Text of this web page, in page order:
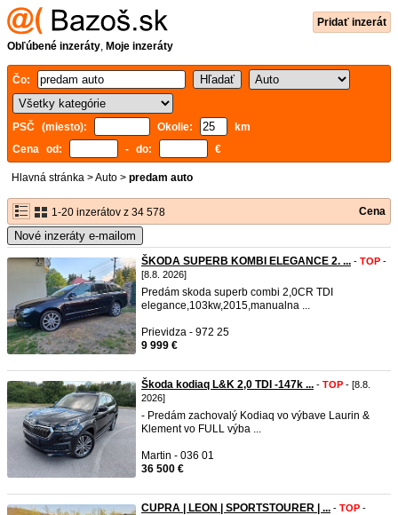
Pridať inzerát
Obľúbené inzeráty, Moje inzeráty
Čo:
PSČ (miesto): Okolie:
km
Cena od:
- do: €
Hlavná stránka >Auto > predam auto
1-20 inzerátov z 34 578 Cena
Nové inzeráty e-mailom
ŠKODA SUPERB KOMBI ELEGANCE 2. ... - TOP -
[8.8. 2026]
Predám skoda superb combi 2,0CR TDI
elegance,103kw,2015,manualna ...
Prievidza - 972 25
9 999 €
Škoda kodiaq L&K 2,0 TDI -147k ... - TOP - [8.8.
2026]
- Predám zachovalý Kodiaq vo výbave Laurin &
Klement vo FULL výba ...
Martin - 036 01
36 500 €
CUPRA | LEON | SPORTSTOURER | ... - TOP -